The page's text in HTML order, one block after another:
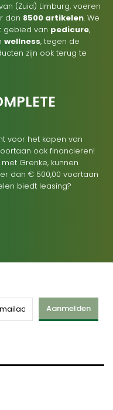
(Zuid) Limburg, voeren
dan 8500 artikelen. We
gebied van pedicure,
wellness, tegen de
zijn ook terug te
voor het kopen van
ook financieren!
Grenke, kunnen
dan € 500,00 voortaan
biedt leasing?
Aanmelden